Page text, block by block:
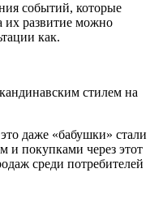
событий, которые
их развитие можно
как.
стилем на
даже «бабушки» стали
и покупками через этот
среди потребителей